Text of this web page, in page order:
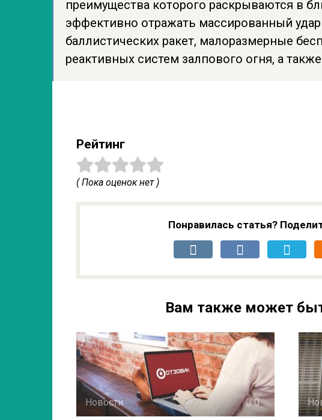
преимущества которого раскрываются в
эффективно отражать массированный
баллистических ракет, малоразмерные
реактивных систем залпового огня, а
Рейтинг
( Пока оценок нет )
Понравилась статья?
Вам также может
Новости 0